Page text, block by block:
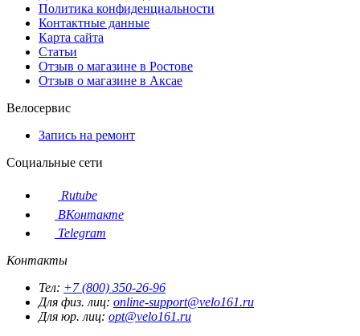
Политика конфиденциальности
Контактные данные
Карта сайта
Статьи
Отзыв о магазине в Ростове
Отзыв о магазине в Аксае
Велосервис
Запись на ремонт
Социальные сети
Rutube
ВКонтакте
Telegram
Контакты
Тел: +7 (800) 350-26-96
Для физ. лиц: online-support@velo161.ru
Для юр. лиц: opt@velo161.ru